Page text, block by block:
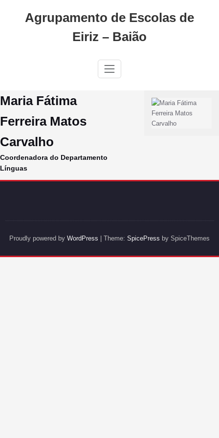
Agrupamento de Escolas de
Eiriz – Baião
Maria Fátima
Ferreira Matos
Carvalho
Coordenadora do Departamento
Línguas
Proudly powered by WordPress | Theme: SpicePress by SpiceThemes